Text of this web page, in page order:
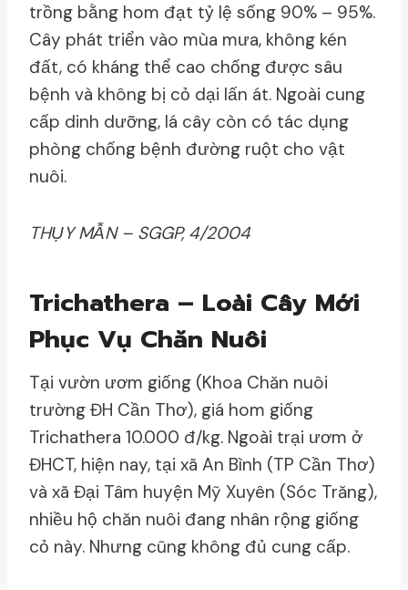
trồng bằng hom đạt tỷ lệ sống 90% – 95%.
Cây phát triển vào mùa mưa, không kén
đất, có kháng thể cao chống được sâu
bệnh và không bị cỏ dại lấn át. Ngoài cung
cấp dinh dưỡng, lá cây còn có tác dụng
phòng chống bệnh đường ruột cho vật
nuôi.
THỤY MẪN – SGGP, 4/2004
Trichathera – Loài Cây Mới
Phục Vụ Chăn Nuôi
Tại vườn ươm giống (Khoa Chăn nuôi
trường ĐH Cần Thơ), giá hom giống
Trichathera 10.000 đ/kg. Ngoài trại ươm ở
ĐHCT, hiện nay, tại xã An Bình (TP Cần Thơ)
và xã Đại Tâm huyện Mỹ Xuyên (Sóc Trăng),
nhiều hộ chăn nuôi đang nhân rộng giống
cỏ này. Nhưng cũng không đủ cung cấp.